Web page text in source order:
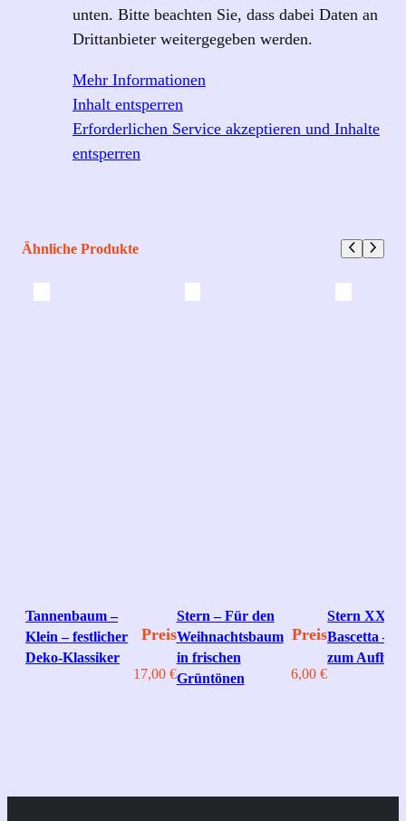
unten. Bitte beachten Sie, dass dabei Daten an
Drittanbieter weitergegeben werden.
Mehr Informationen
Inhalt entsperren
Erforderlichen Service akzeptieren und Inhalte
entsperren
Ähnliche Produkte
Tannenbaum –
Klein – festlicher
Deko‑Klassiker
Preis
17,00 €
Stern – Für den
Weihnachtsbaum
in frischen
Grüntönen
Preis
6,00€
Stern XXL –
Bascetta –
zum